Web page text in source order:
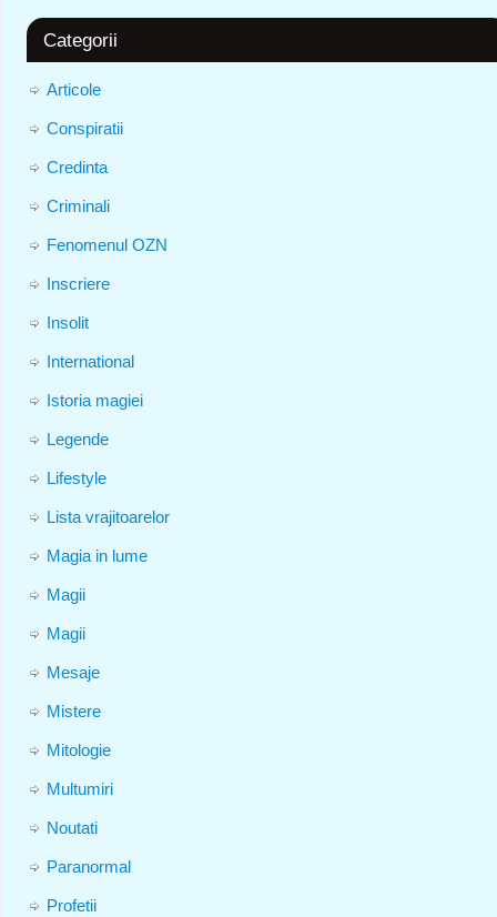
Categorii
Articole
Conspiratii
Credinta
Criminali
Fenomenul OZN
Inscriere
Insolit
International
Istoria magiei
Legende
Lifestyle
Lista vrajitoarelor
Magia in lume
Magii
Magii
Mesaje
Mistere
Mitologie
Multumiri
Noutati
Paranormal
Profetii